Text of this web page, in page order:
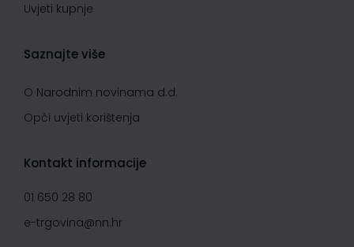
Uvjeti kupnje
Saznajte više
O Narodnim novinama d.d.
Opći uvjeti korištenja
Kontakt informacije
01 650 28 80
e-trgovina@nn.hr